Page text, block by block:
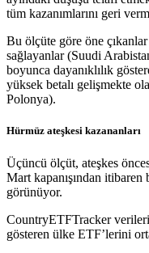
tüm kazanımlarını geri
Bu ölçüte göre öne
sağlayanlar (Suudi
boyunca dayanıklılık
yüksek betalı gelişmekte
Polonya).
Hürmüz ateşkesi kazananları
Üçüncü ölçüt, ateşkes
Mart kapanışından itibaren
görünüyor.
CountryETFTracker
gösteren ülke ETF’lerini